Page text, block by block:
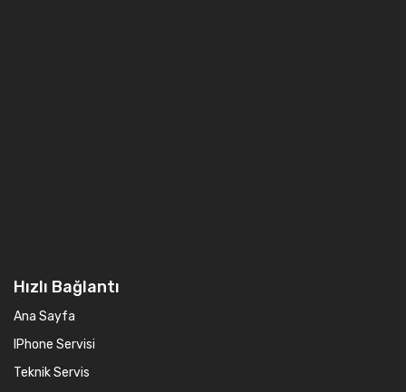
Hızlı Bağlantı
Ana Sayfa
IPhone Servisi
Teknik Servis